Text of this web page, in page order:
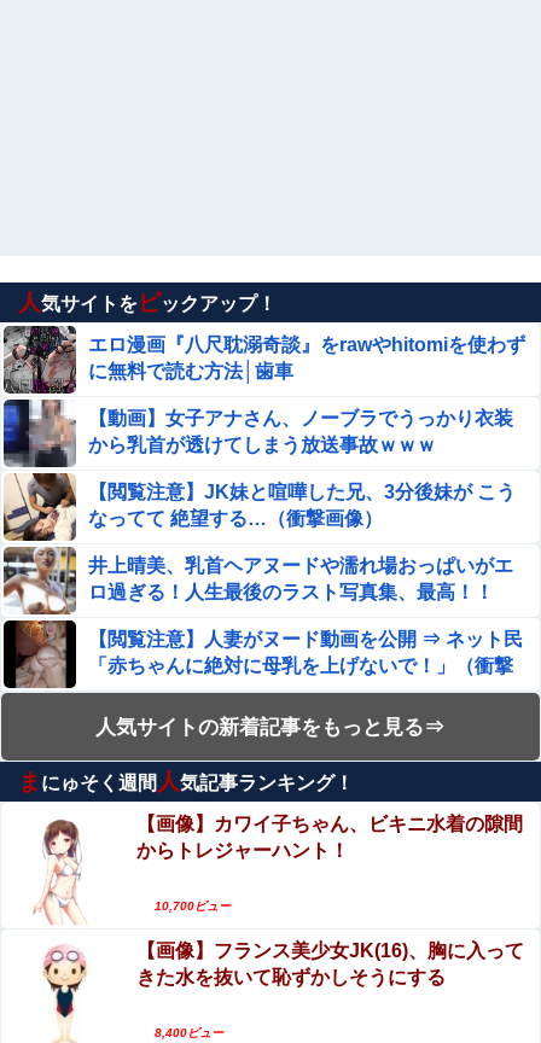
新聞さん、ラテ欄の野球中継に壮大な縦読みを仕込ん
でしまうwwwwwww
【閲覧注意】JK妹と喧嘩した兄、3分後妹が ”こうなって
て” 絶望する…（衝撃画像）
【悲報】瀬戸環奈がスタイルよすぎて一般男性が隣に並ぶ
とチンチクリンに見えてしまう（画像あり）
元温泉ピンクコンパニオンだけど、質問ある？
井上晴美、乳首ヘア○ードや濡れ場お○ぱいがエ□過ぎる！
人生最後のラスト写真集、最高！！
ちいかわ、想像以上に奥が深かったｗｗｗ「喋る奴」と
「喋らない奴」で人格に差がある模様
【エ□漫画】 旅先で見つけた家出JKに声をかけて思わず旅
慢できなくてお○ぱい揉んだりチ○ポ...
エロ漫画『乳首集中痴○』をrawやhitomiを使わずに無料で
読む方法│おすしOG
８月の成績 中日６勝１敗 横浜６勝１敗 絶好調２チー
ムがＡクラス入りを賭けて明後日から激
突！！！！！！！！！他
【驚愕】 インドネシア、[ドラえもんが16人発見されるｗ
ｗｗｗｗｗｗｗｗ
【動画】 女球審さん、高校球児にキレられてしまうｗｗｗ
ｗｗｗｗｗｗｗ
人気サイトを ピックアップ！
エロ漫画『八尺耽溺奇談』をrawやhitomiを使わず
に無料で読む方法│歯車
【動画】女子アナさん、ノーブラでうっかり衣装
から乳首が透けてしまう放送事故ｗｗｗ
【閲覧注意】JK妹と喧嘩した兄、3分後妹が こう
なってて 絶望する…（衝撃画像）
井上晴美、乳首ヘアヌードや濡れ場おっぱいがエ
ロ過ぎる！人生最後のラスト写真集、最高！！
【閲覧注意】人妻がヌード動画を公開 ⇒ ネット民
「赤ちゃんに絶対に母乳を上げないで！」（衝撃
動画）
エロ漫画『はじめての緊縛SM調教 終わらない前
立腺イキ地獄』をrawやhitomiを使わずに無料で読
む方法│ぱーたぽ
【60時間⇒150円】コスパ最強50タイトル3526分
収録発見！グラドル流出ほかがセールで更に半
【動画】タイのティパンコーン王子が日本人女性
が撮影される。
男の悲劇（ノ∇`）
人気サイトの新着記事をもっと見る⇒
ま にゅそく週間 人気記事ランキング！
【画像】カワイ子ちゃん、ビキニ水着の隙間
からトレジャーハント！
10,700ビュー
【画像】フランス美少女JK(16)、胸に入って
きた水を抜いて恥ずかしそうにする
8,400ビュー